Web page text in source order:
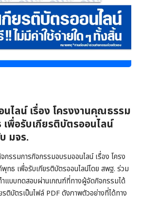
ไลน์ เรื่อง โครงงานคุณธรรม
เพื่อรับเกียรติบัตรออนไลน์
มจร.
รรมการกิจกรรมอบรมออนไลน์ เรื่อง โครง
ทธ เพื่อรับเกียรติบัตรออนไลน์โดย สพฐ. ร่วม
ำแบบทดสอบผ่านเกณฑ์ที่ทางผู้จัดกิจกรรมได้
รติบัตรเป็นไฟล์ PDF ดังภาพตัวอย่างที่ได้ทาง